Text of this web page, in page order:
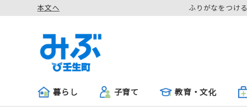
本文へ ふりがなをつける
暮らし 子育て 教育・文化